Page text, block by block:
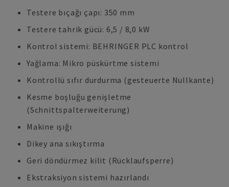
Testere bıçağı çapı: 350 mm
Testere tahrik gücü: 6,5 / 8,0 kW
Kontrol sistemi: BEHRINGER PLC kontrol
Yağlama: Mikro püskürtme sistemi
Kontrollü sıfır durdurma (gesteuerte Nullkante)
Kesme boşluğu genişletme
(Schnittspalterweiterung)
Makine ışığı
Dikey ana sıkıştırma
Geri döndürmez kilit (Rücklaufsperre)
Ekstraksiyon sistemi hazırlandı